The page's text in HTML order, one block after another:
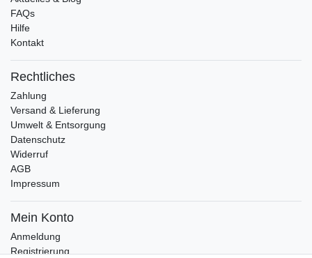
FAQs
Hilfe
Kontakt
Rechtliches
Zahlung
Versand & Lieferung
Umwelt & Entsorgung
Datenschutz
Widerruf
AGB
Impressum
Mein Konto
Anmeldung
Registrierung